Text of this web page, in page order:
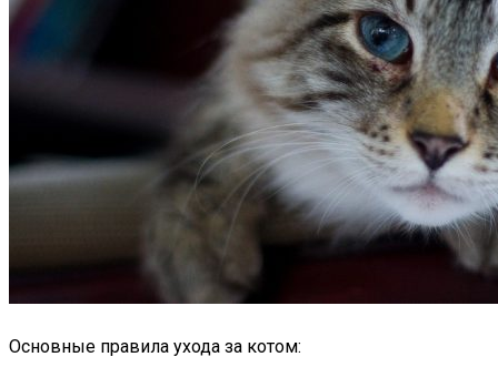
Основные правила ухода за котом: